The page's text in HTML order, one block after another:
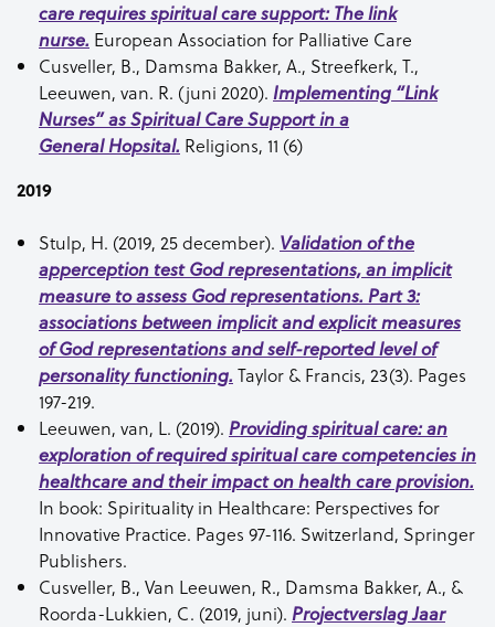
care requiresspiritual care support: The link
nurse. European Association for Palliative Care
Cusveller, B., Damsma Bakker, A., Streefkerk, T.,
Leeuwen, van. R. (juni 2020). Implementing “Link
Nurses” as Spiritual Care Support in a
General Hopsital. Religions, 11 (6)
2019
Stulp, H. (2019, 25 december). Validation of the
apperception test God representations, an implicit
measure to assess God representations. Part 3:
associations between implicit and explicit measures
of God representations and self-reported level of
personality functioning. Taylor & Francis, 23(3). Pages
197-219.
Leeuwen, van, L. (2019). Providing spiritual care: an
exploration of required spiritual care competencies in
healthcare and their impact on health care provision.
In book: Spirituality in Healthcare: Perspectives for
Innovative Practice. Pages 97-116. Switzerland, Springer
Publishers.
Cusveller, B., Van Leeuwen, R., Damsma Bakker, A., &
Roorda-Lukkien, C. (2019, juni). Projectverslag Jaar